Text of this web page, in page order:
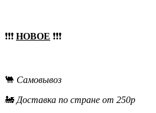
❗❗❗ НОВОЕ ❗❗❗
🐫 Самовывоз
🚂 Доставка по стране от 250р